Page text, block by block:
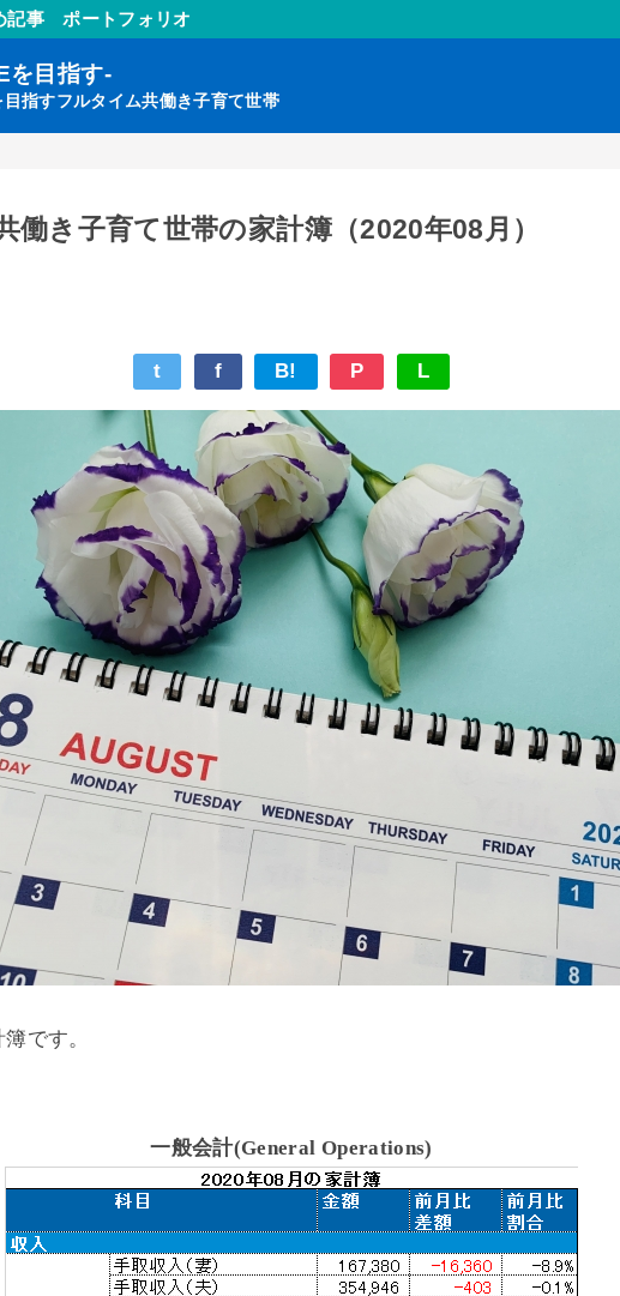
記事 ポートフォリオ
を目指す-
指すフルタイム共働き子育て世帯
働き子育て世帯の家計簿（2020年08月）
t f B! P L
です。
一般会計(General Operations)